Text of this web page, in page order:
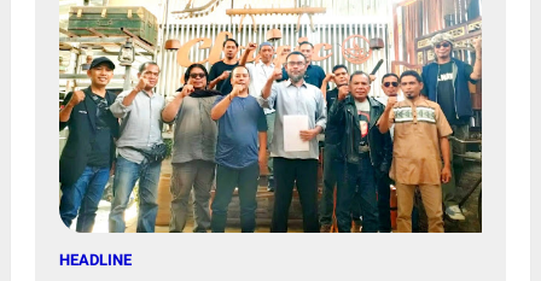
HEADLINE